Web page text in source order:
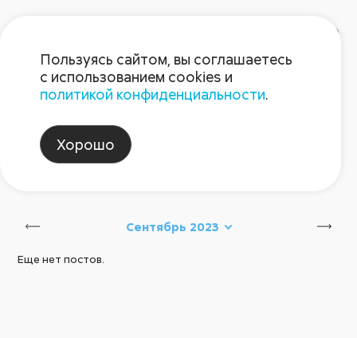
Блог Августа
Сентябрь 2023
Еще нет постов.
Пользуясь сайтом, вы соглашаетесь
с использованием cookies и
политикой конфиденциальности.
Хорошо